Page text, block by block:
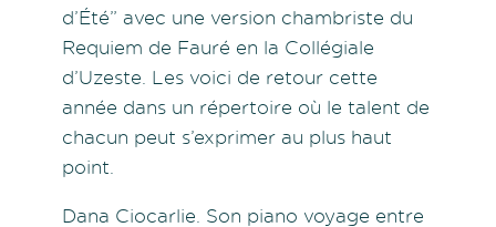
d’Été” avec une version chambriste du
Requiem de Fauré en la Collégiale
d’Uzeste. Les voici de retour cette
année dans un répertoire où le talent de
chacun peut s’exprimer au plus haut
point.
Dana Ciocarlie. Son piano voyage entre